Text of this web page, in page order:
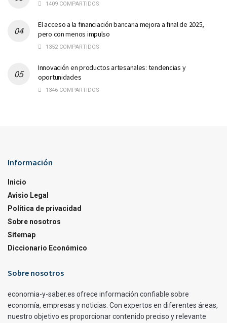
1409 COMPARTIDOS
El acceso a la financiación bancaria mejora a final de 2025,
pero con menos impulso
1352 COMPARTIDOS
Innovación en productos artesanales: tendencias y
oportunidades
1346 COMPARTIDOS
Información
Inicio
Avisio Legal
Política de privacidad
Sobre nosotros
Sitemap
Diccionario Económico
Sobre nosotros
economia-y-saber.es ofrece información confiable sobre
economía, empresas y noticias. Con expertos en diferentes áreas,
nuestro objetivo es proporcionar contenido preciso y relevante